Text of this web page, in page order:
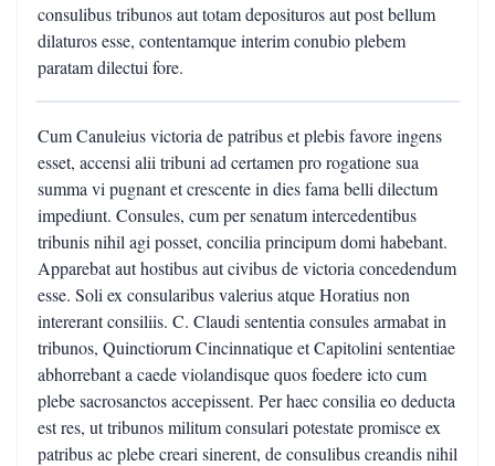
consulibus tribunos aut totam deposituros aut post bellum
dilaturos esse, contentamque interim conubio plebem
paratam dilectui fore.
Cum Canuleius victoria de patribus et plebis favore ingens
esset, accensi alii tribuni ad certamen pro rogatione sua
summa vi pugnant et crescente in dies fama belli dilectum
impediunt. Consules, cum per senatum intercedentibus
tribunis nihil agi posset, concilia principum domi habebant.
Apparebat aut hostibus aut civibus de victoria concedendum
esse. Soli ex consularibus valerius atque Horatius non
intererant consiliis. C. Claudi sententia consules armabat in
tribunos, Quinctiorum Cincinnatique et Capitolini sententiae
abhorrebant a caede violandisque quos foedere icto cum
plebe sacrosanctos accepissent. Per haec consilia eo deducta
est res, ut tribunos militum consulari potestate promisce ex
patribus ac plebe creari sinerent, de consulibus creandis nihil